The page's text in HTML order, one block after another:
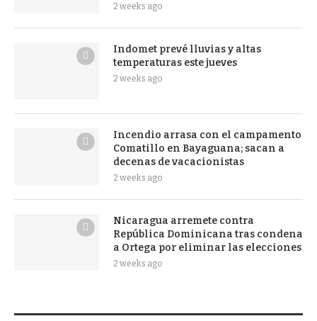
2 weeks ago
Indomet prevé lluvias y altas
temperaturas este jueves
2 weeks ago
Incendio arrasa con el campamento
Comatillo en Bayaguana; sacan a
decenas de vacacionistas
2 weeks ago
Nicaragua arremete contra
República Dominicana tras condena
a Ortega por eliminar las elecciones
2 weeks ago